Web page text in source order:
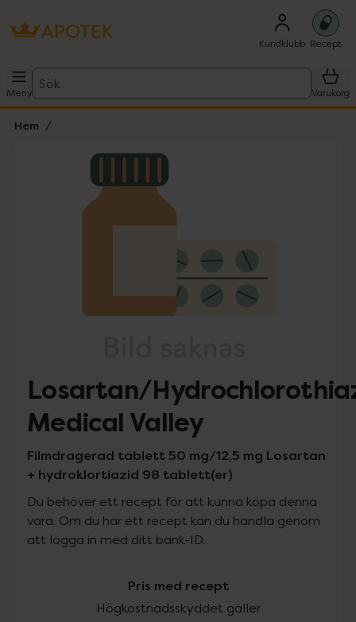
Kundklubb Recept
Meny
Sök
Varukorg
Hem
Lista: . Innehåller 1 objekt.
Losartan/
Medical Valley
Filmdragerad tablett 50 mg/12,5 mg Losartan
+ hydroklortiazid 98 tablett(er)
Du behöver ett recept för att kunna köpa denna
vara. Om du har ett recept kan du handla genom
att logga in med ditt bank-ID.
Pris med recept
Högkostnadsskyddet gäller